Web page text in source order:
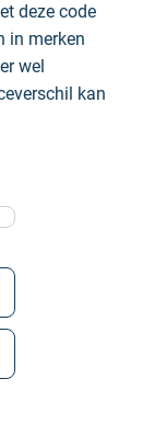
deze code
in merken
wel
kan